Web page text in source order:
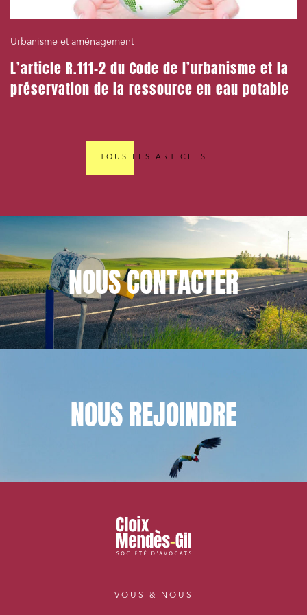
Urbanisme et aménagement
L’article R.111-2 du Code de l’urbanisme et la
préservation de la ressource en eau potable
TOUS LES ARTICLES
NOUSCONTACTER
NOUSREJOINDRE
VOUS & NOUS